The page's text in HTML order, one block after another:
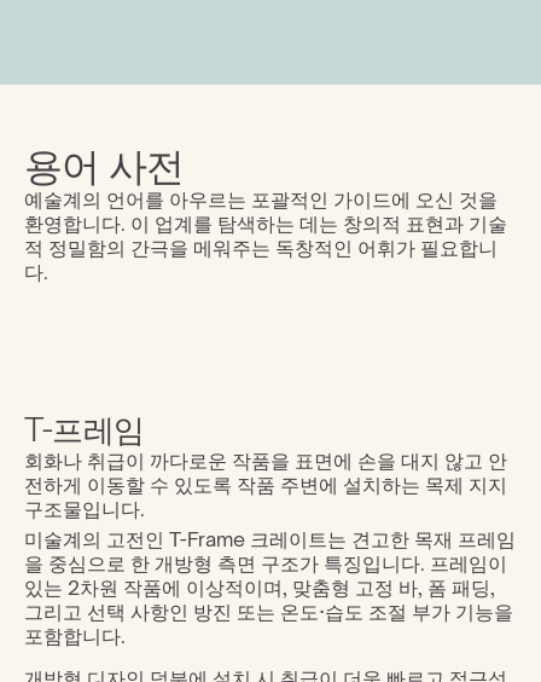
용어 사전
예술계의 언어를 아우르는 포괄적인 가이드에 오신 것을
환영합니다. 이 업계를 탐색하는 데는 창의적 표현과 기술
적 정밀함의 간극을 메워주는 독창적인 어휘가 필요합니
다.
T-프레임
회화나 취급이 까다로운 작품을 표면에 손을 대지 않고 안
전하게 이동할 수 있도록 작품 주변에 설치하는 목제 지지
구조물입니다.
미술계의 고전인 T-Frame 크레이트는 견고한 목재 프레임
을 중심으로 한 개방형 측면 구조가 특징입니다. 프레임이
있는 2차원 작품에 이상적이며, 맞춤형 고정 바, 폼 패딩,
그리고 선택 사항인 방진 또는 온도·습도 조절 부가 기능을
포함합니다.